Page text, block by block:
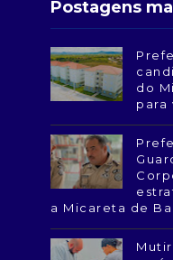
Postagens
do
para
a Micareta de